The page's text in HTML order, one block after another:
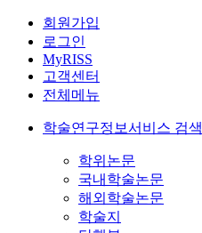
회원가입
로그인
MyRISS
고객센터
전체메뉴
학술연구정보서비스 검색
학위논문
국내학술논문
해외학술논문
학술지